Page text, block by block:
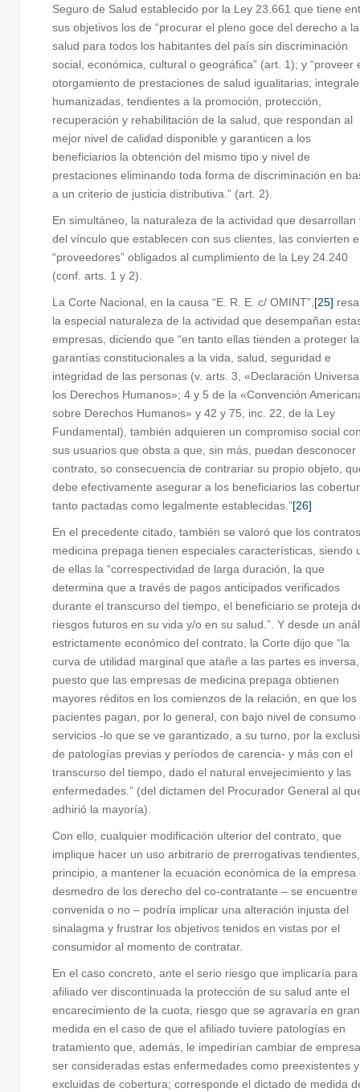
Seguro de Salud establecido por la Ley 23.661 que tiene
sus objetivos los de “procurar el pleno goce del derecho a la
salud para todos los habitantes del país sin discriminación
social, económica, cultural o geográfica” (art. 1); y “proveer
otorgamiento de prestaciones de salud igualitarias,
humanizadas, tendientes a la promoción, protección,
recuperación y rehabilitación de la salud, que respondan al
mejor nivel de calidad disponible y garanticen a los
beneficiarios la obtención del mismo tipo y nivel de
prestaciones eliminando toda forma de discriminación en
a un criterio de justicia distributiva.” (art. 2).
En simultáneo, la naturaleza de la actividad que desarrollan
del vínculo que establecen con sus clientes, las convierten
“proveedores” obligados al cumplimiento de la Ley 24.240
(conf. arts. 1 y 2).
La Corte Nacional, en la causa “E. R. E. c/ OMINT”, [25]
la especial naturaleza de la actividad que desempañan
empresas, diciendo que “en tanto ellas tienden a proteger
garantías constitucionales a la vida, salud, seguridad e
integridad de las personas (v. arts. 3, «Declaración
los Derechos Humanos»; 4 y 5 de la «Convención
sobre Derechos Humanos» y 42 y 75, inc. 22, de la Ley
Fundamental), también adquieren un compromiso social
sus usuarios que obsta a que, sin más, puedan desconocer
contrato, so consecuencia de contrariar su propio objeto,
debe efectivamente asegurar a los beneficiarios las
tanto pactadas como legalmente establecidas.”[26]
En el precedente citado, también se valoró que los
medicina prepaga tienen especiales características, siendo
de ellas la “correspectividad de larga duración, la que
determina que a través de pagos anticipados verificados
durante el transcurso del tiempo, el beneficiario se proteja
riesgos futuros en su vida y/o en su salud.”. Y desde un
estrictamente económico del contrato, la Corte dijo que “la
curva de utilidad marginal que atañe a las partes es inversa,
puesto que las empresas de medicina prepaga obtienen
mayores réditos en los comienzos de la relación, en que los
pacientes pagan, por lo general, con bajo nivel de consumo
servicios -lo que se ve garantizado, a su turno, por la
de patologías previas y períodos de carencia- y más con el
transcurso del tiempo, dado el natural envejecimiento y las
enfermedades.” (del dictamen del Procurador General al
adhirió la mayoría).
Con ello, cualquier modificación ulterior del contrato, que
implique hacer un uso arbitrario de prerrogativas
principio, a mantener la ecuación económica de la empresa
desmedro de los derecho del co-contratante – se encuentre
convenida o no – podría implicar una alteración injusta del
sinalagma y frustrar los objetivos tenidos en vistas por el
consumidor al momento de contratar.
En el caso concreto, ante el serio riesgo que implicaría para
afiliado ver discontinuada la protección de su salud ante el
encarecimiento de la cuota, riesgo que se agravaría en gran
medida en el caso de que el afiliado tuviere patologías en
tratamiento que, además, le impedirían cambiar de
ser consideradas estas enfermedades como preexistentes y
excluidas de cobertura; corresponde el dictado de medida